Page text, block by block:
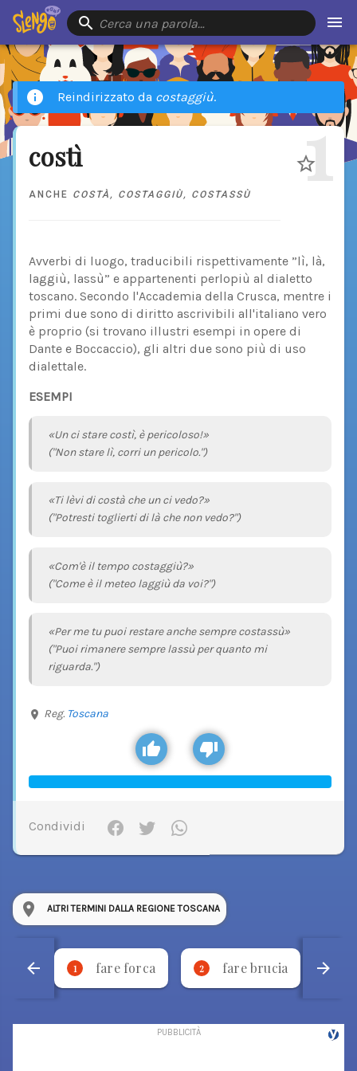
Cerca una parola…
Reindirizzato da costaggiù.
costì
ANCHE COSTÀ , COSTAGGIÙ, COSTASSÙ 1
Avverbi di luogo, traducibili rispettivamente ”lì, là,
laggiù, lassù” e appartenenti perlopiù al dialetto
toscano. Secondo l'Accademia della Crusca, mentre i
primi due sono di diritto ascrivibili all'italiano vero
è proprio (si trovano illustri esempi in opere di
Dante e Boccaccio), gli altri due sono più di uso
dialettale.
ESEMPI
«Un ci stare costì, è pericoloso!»
("Non stare lì, corri un pericolo.")
«Ti lèvi di costà che un ci vedo?»
("Potresti toglierti di là che non vedo?")
«Com'è il tempo costaggiù?»
("Come è il meteo laggiù da voi?")
«Per me tu puoi restare anche sempre costassù»
("Puoi rimanere sempre lassù per quanto mi
riguarda.")
Reg. Toscana
Condividi
ALTRI TERMINI DALLA REGIONE TOSCANA
1 fare forca 2 fare brucia